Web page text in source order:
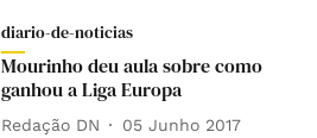
diario-de-noticias
Mourinho deu aula sobre como
ganhou a Liga Europa
Redação DN 05 Junho 2017